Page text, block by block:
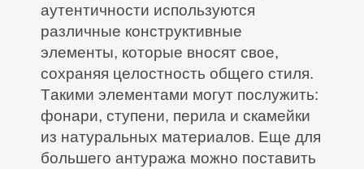
аутентичности используются
различные конструктивные
элементы, которые вносят свое,
сохраняя целостность общего стиля.
Такими элементами могут послужить:
фонари, ступени, перила и скамейки
из натуральных материалов. Еще для
большего антуража можно поставить